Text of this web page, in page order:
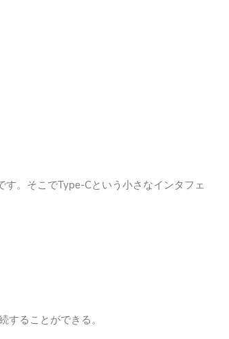
す。そこでType-Cという小さなインタフェ
することができる。